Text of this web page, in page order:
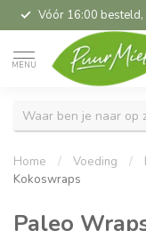
Vóór 16:00 besteld,
MENU
Home / Voeding /
Kokoswraps
Paleo